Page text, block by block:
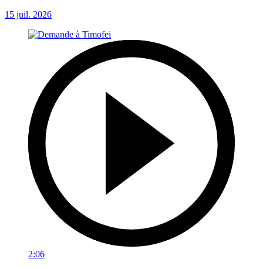
15 juil. 2026
2:06